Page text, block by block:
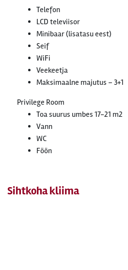
Telefon
LCD televiisor
Minibaar (lisatasu eest)
Seif
WiFi
Veekeetja
Maksimaalne majutus – 3+1
Privilege Room
Toa suurus umbes 17-21 m2
Vann
WC
Föön
Sihtkoha kliima